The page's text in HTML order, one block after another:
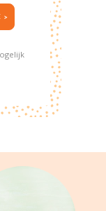
JOUW NIEUWSBRIEFKEUZE >